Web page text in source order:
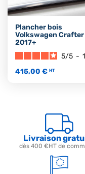
Plancher bois
Volkswagen Crafter
2017+
5/5 - 1
415,00 € HT
Livraison
dès 400 €HT de